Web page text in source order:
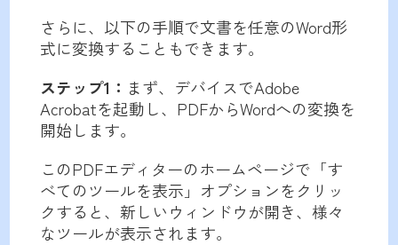
さらに、以下の手順で文書を任意のWord形
式に変換することもできます。
ステップ1： まず、デバイスでAdobe
Acrobatを起動し、PDFからWordへの変換を
開始します。
このPDFエディターのホームページで「す
べてのツールを表示」オプションをクリッ
クすると、新しいウィンドウが開き、様々
なツールが表示されます。